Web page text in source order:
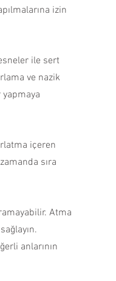
izin
ile sert
ve nazik
içeren
sıra
Atma
anlarının